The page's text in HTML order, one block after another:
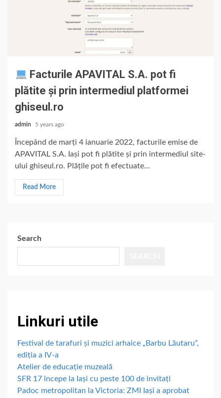
Facturile APAVITAL S.A. pot fi
plătite și prin intermediul platformei
ghiseul.ro
admin 5 years ago
Începând de marți 4 ianuarie 2022, facturile emise de
APAVITAL S.A. Iași pot fi plătite și prin intermediul site-
ului ghiseul.ro. Plățile pot fi efectuate...
Read More
Search
Linkuri utile
Festival de tarafuri și muzici arhaice „Barbu Lăutaru”,
ediția a IV-a
Atelier de educație muzeală
SFR 17 începe la Iași cu peste 100 de invitați
Padoc metropolitan la Victoria: ZMI Iași a aprobat